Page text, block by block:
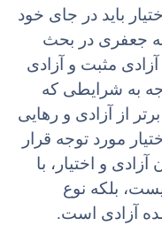
باید در جاى خود
جعفرى در بحث
مثبت و آزادى
به شرایطى که
از آزادى و رهایى
مورد توجه قرار
و اختیار، با
بلکه نوع
آزادى است.